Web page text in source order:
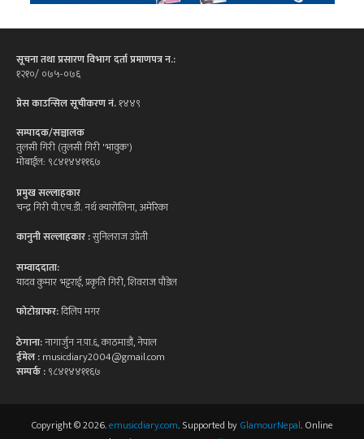
सूचना तथा प्रसारण विभाग दर्ता प्रमाणपत्र न.:
१२१०/ ०७५-०७६
प्रेस काउन्सिल सूचीकरण नं.१४४९
सम्पादक/सञ्चालक
तुलसी गिरी (तुलसी गिरी 'भावुक')
मोबाईल: ९८४१४४११६७
प्रमुख सल्लाहकार
चन्द्र गिरी पी.एच.डी. नर्थ क्यारोलिना, अमेरिका
कानुनी सल्लाहकार :सुनिलराज उप्रेती
सम्वाददाता:
यादव कुमार भट्टराई, प्रकृति गिरी, शिवराज पौडेल
फोटोग्राफर:दिलिप मगर
ठेगाना:नागार्जुन न.पा.६, काठमाडौं, नेपाल
ईमेल :musicdiary2004@gmail.com
सम्पर्क :९८४१४४११६७
Copyright © 2026.emusicdiary.com. Supported byGlamourNepal. Online